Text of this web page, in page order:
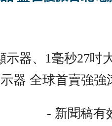
示器、1毫秒27吋
器 全球首賣強強
- 新聞稿有